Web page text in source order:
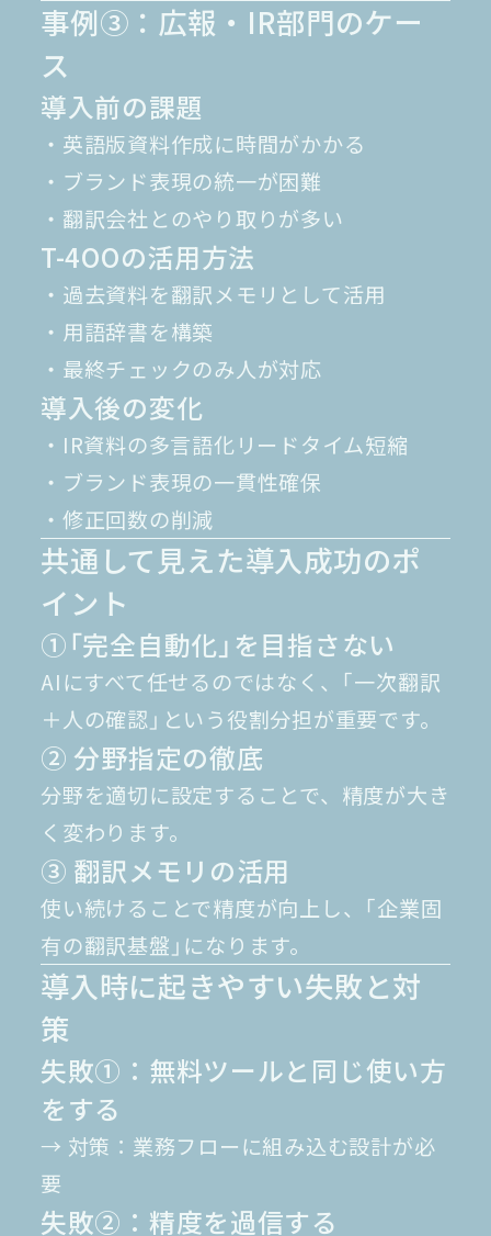
事例③：広報・IR部門のケー
ス
導入前の課題
・英語版資料作成に時間がかかる
・ブランド表現の統一が困難
・翻訳会社とのやり取りが多い
T-4OOの活用方法
・過去資料を翻訳メモリとして活用
・用語辞書を構築
・最終チェックのみ人が対応
導入後の変化
・IR資料の多言語化リードタイム短縮
・ブランド表現の一貫性確保
・修正回数の削減
共通して見えた導入成功のポ
イント
①「完全自動化」を目指さない
AIにすべて任せるのではなく、「一次翻訳
＋人の確認」という役割分担が重要です。
② 分野指定の徹底
分野を適切に設定することで、精度が大き
く変わります。
③ 翻訳メモリの活用
使い続けることで精度が向上し、「企業固
有の翻訳基盤」になります。
導入時に起きやすい失敗と対
策
失敗①：無料ツールと同じ使い方
をする
→ 対策：業務フローに組み込む設計が必
要
失敗②：精度を過信する